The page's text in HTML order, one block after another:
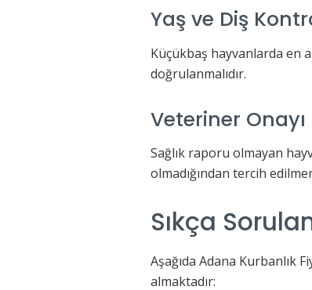
Yaş ve Diş
Küçükbaş hayvanlarda en
doğrulanmalıdır.
Veteriner Onayı
Sağlık raporu olmayan
olmadığından tercih
Sıkça
Aşağıda Adana Kurbanlık
almaktadır: